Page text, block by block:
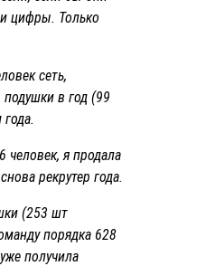
цифры. Только
сеть,
подушки в год (99
человек, я продала
рекрутер года.
(253 шт
порядка 628
получила